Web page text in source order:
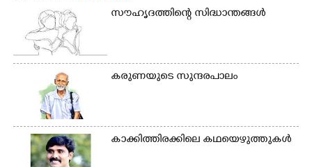
സൗഹൃദത്തിന്റെ സിദ്ധാന്തങ്ങൾ
കരുണയുടെ സുന്ദരപാലം
കാക്കിത്തിരക്കിലെ കഥയെഴുത്തുകൾ